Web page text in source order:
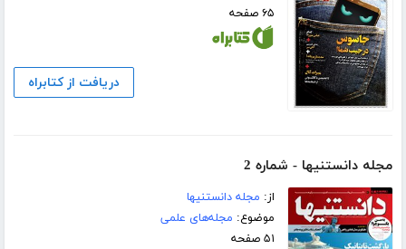
۶۵ صفحه
دریافت از کتابراه
مجله دانستنیها - شماره 2
از: مجله دانستنیها
موضوع: مجله‌های علمی
۵۱ صفحه